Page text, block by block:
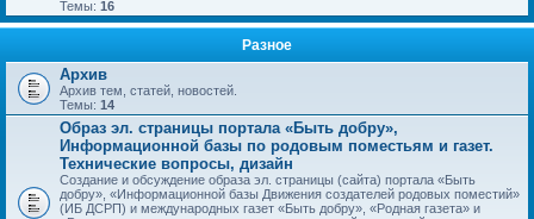
Темы: 16
Разное
Архив
Архив тем, статей, новостей.
Темы: 14
Образ эл. страницы портала «Быть добру»,
Информационной базы по родовым поместьям и газет.
Технические вопросы, дизайн
Создание и обсуждение образа эл. страницы (сайта) портала «Быть
добру», «Информационной базы Движения создателей родовых поместий»
(ИБ ДСРП) и международных газет «Быть добру», «Родная газета» и